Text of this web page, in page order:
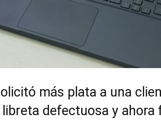
más plata a una
defectuosa y ahora